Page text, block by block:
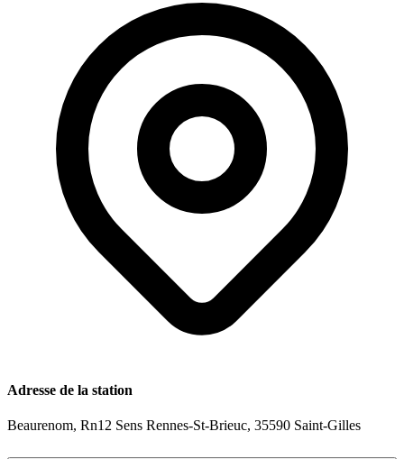
Adresse de la station
Beaurenom, Rn12 Sens Rennes-St-Brieuc, 35590 Saint-Gilles